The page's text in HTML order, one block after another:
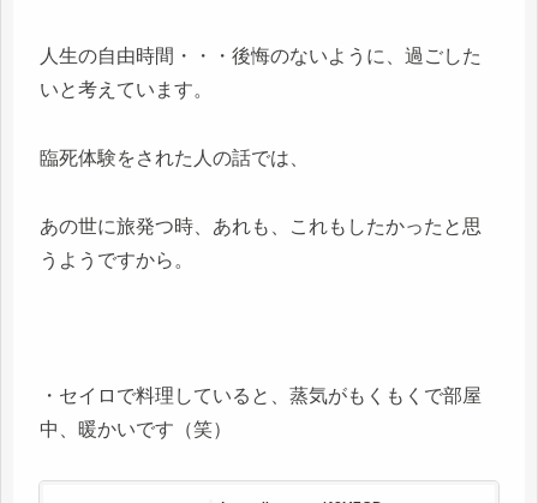
人生の自由時間・・・後悔のないように、過ごした
いと考えています。
臨死体験をされた人の話では、
あの世に旅発つ時、あれも、これもしたかったと思
うようですから。
・セイロで料理していると、蒸気がもくもくで部屋
中、暖かいです（笑）